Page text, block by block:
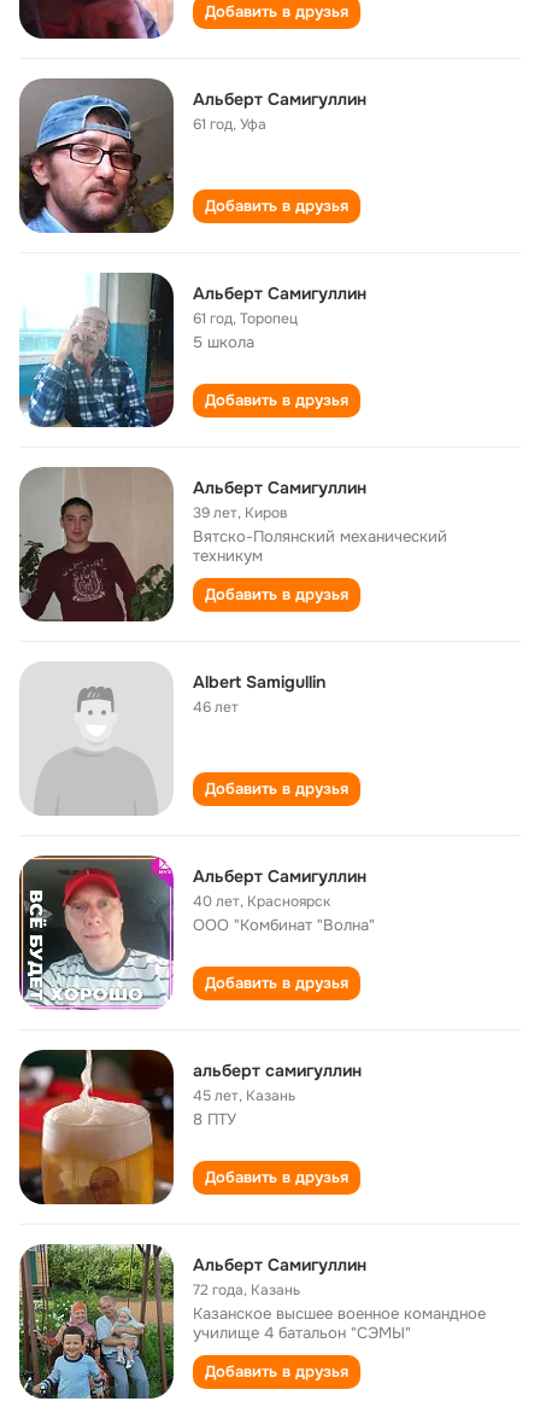
Добавить в друзья
Альберт Самигуллин
61 год,Уфа
Добавить в друзья
Альберт Самигуллин
61 год,Торопец
5 школа
Добавить в друзья
Альберт Самигуллин
39 лет, Киров
Вятско-Полянский механический
техникум
Добавить в друзья
Albert Samigullin
46 лет
Добавить в друзья
Альберт Самигуллин
40 лет, Красноярск
ООО "Комбинат "Волна"
Добавить в друзья
альберт самигуллин
45 лет, Казань
8 ПТУ
Добавить в друзья
Альберт Самигуллин
72 года, Казань
Казанское высшее военное командное
училище 4 батальон "СЭМЫ"
Добавить в друзья